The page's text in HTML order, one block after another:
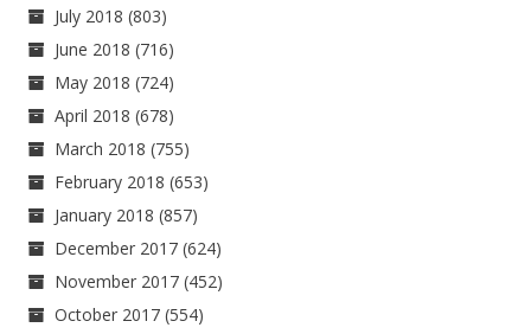
July 2018 (803)
June 2018 (716)
May 2018 (724)
April 2018 (678)
March 2018 (755)
February 2018 (653)
January 2018 (857)
December 2017 (624)
November 2017 (452)
October 2017 (554)